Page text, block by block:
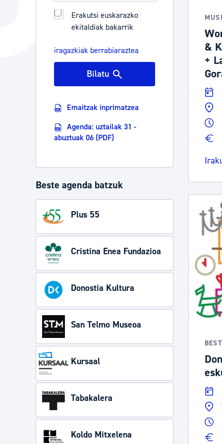
Hiria
Hiria ezagutu
Etorkizuneko hiria
Albisteak
Abisuak
Kultur
Erakutsi euskarazko
ekitaldiak bakarrik
iragazkiak berrabiaraztea
Bilatu
Emaitzak inprimatzea
Agenda: uztailak 31 -
abuztuak 06 (PDF)
Beste agenda batzuk
Plus 55
Cristina Enea Fundazioa
Donostia Kultura
San Telmo Museoa
Kursaal
Tabakalera
Koldo Mitxelena
&
+